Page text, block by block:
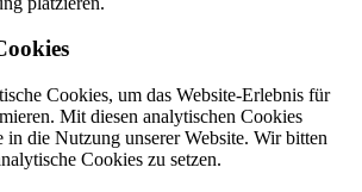
Cookies, um das Website-Erlebnis für
Mit diesen analytischen Cookies
die Nutzung unserer Website. Wir bitten
Cookies zu setzen.